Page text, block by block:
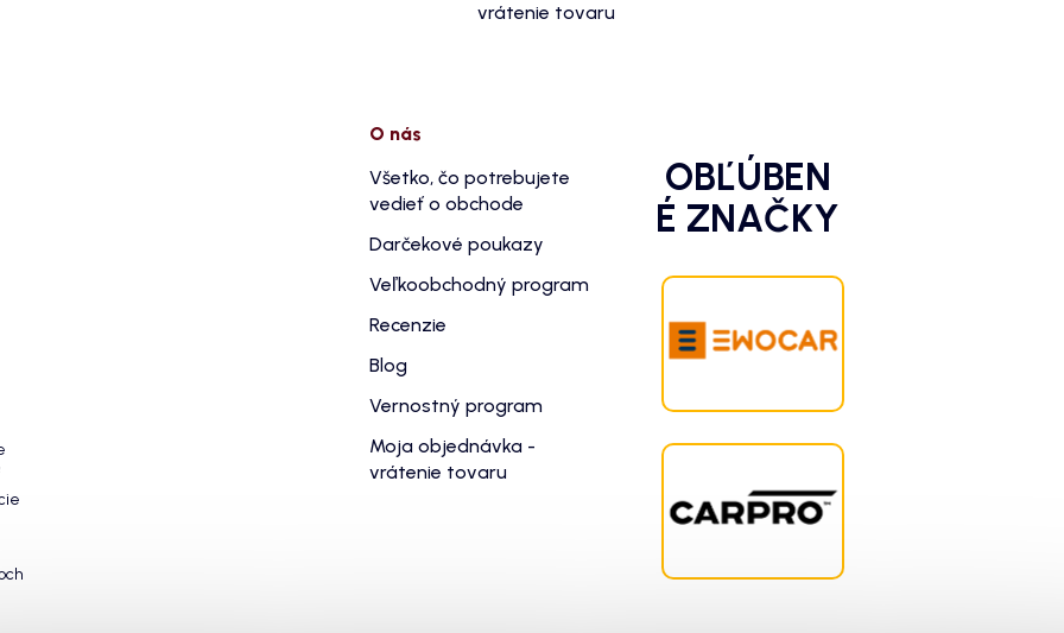
vrátenie tovaru
O nás
Všetko, čo potrebujete
vedieť o obchode
Darčekové poukazy
Veľkoobchodný program
Recenzie
Blog
Vernostný program
Moja objednávka -
vrátenie tovaru
OBĽÚBEN
É ZNAČKY